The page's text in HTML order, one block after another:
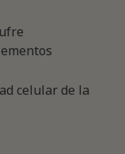
celular de la